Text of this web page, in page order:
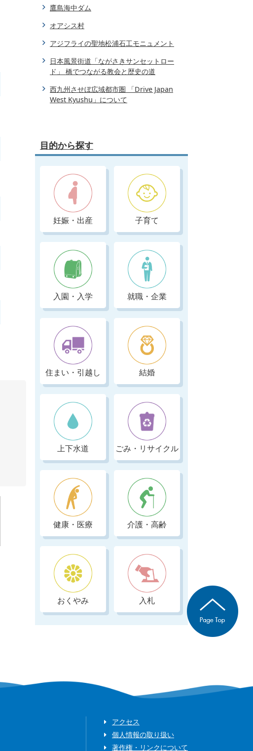
鷹島海中ダム
オアシス村
アジフライの聖地松浦石工モニュメント
日本風景街道「ながさきサンセットロー
ド」 橋でつながる教会と歴史の道
西九州させぼ広域都市圏 「Drive Japan
West Kyushu」について
目的から探す
妊娠・出産 子育て
入園・入学 就職・企業
住まい・引越し 結婚
上下水道 ごみ・リサイクル
健康・医療 介護・高齢
おくやみ 入札
アクセス
個人情報の取り扱い
著作権・リンクについて